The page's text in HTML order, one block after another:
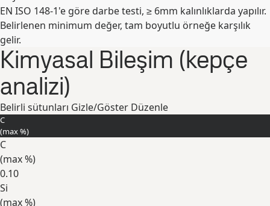
Genişlet
EN ISO 148-1'e göre darbe testi, ≥ 6mm kalınlıklarda yapılır.
Belirlenen minimum değer, tam boyutlu örneğe karşılık
gelir.
Kimyasal Bileşim (kepçe
analizi)
Belirli sütunları Gizle/Göster Düzenle
C
(max%)
C
(max%)
0.10
Si
(max%)